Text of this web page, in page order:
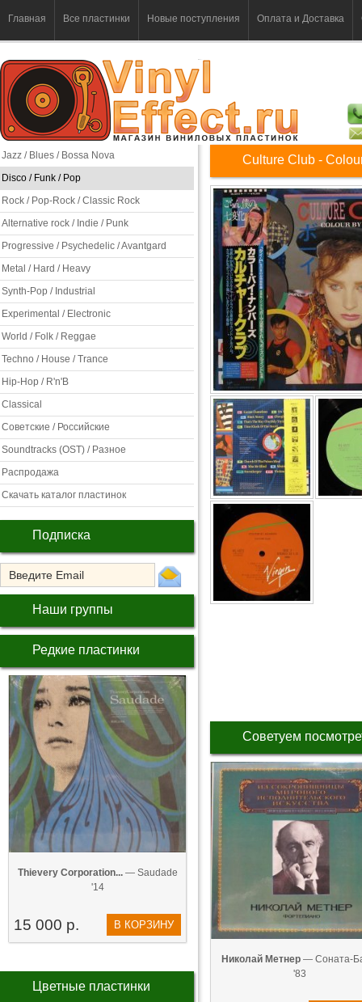
Главная Все пластинки Новые поступления Оплата и Доставка
Jazz / Blues / Bossa Nova
Disco / Funk / Pop
Rock / Pop-Rock / Classic Rock
Alternative rock / Indie / Punk
Progressive / Psychedelic / Avantgard
Metal / Hard / Heavy
Synth-Pop / Industrial
Experimental / Electronic
World / Folk / Reggae
Techno / House / Trance
Hip-Hop / R'n'B
Classical
Советские / Российские
Soundtracks (OST) / Разное
Распродажа
Скачать каталог пластинок
Подписка
Наши группы
Редкие пластинки
Thievery Corporation...— Saudade
'14
15 000 р. В КОРЗИНУ
Цветные пластинки
Culture Club -
Советуем
Николай Метнер— Соната-
'83